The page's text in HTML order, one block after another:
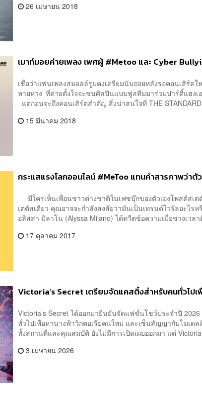
26 เมษายน 2018
เมาท์มอยค่ายเพลง เพศผู้ #Metoo และ Cyber
เชื่อว่าแฟนเพลงสมอลล์รูมคงเตรียมนับถอยหลังรอคอนเสิร์ตใ
หายห่วง’ ที่ค่ายตั้งใจจะขนศิลปินแบบฟูลทีมมาร่วมปาร์ตี้แฮง
แต่ก่อนจะถึงคอนเสิร์ตสำคัญ สิ่งน่าสนใจที่ THE
15 มีนาคม 2018
กระแสแรงโลกออนไลน์ #MeToo แทนคำสารภาพว่าตั
มีใครเห็นเพื่อนชาวต่างชาติในเฟซบุ๊กของตัวเองโพสต์สเต
เตตัสเดียว คุณอาจจะกำลังสงสัยว่ามันเป็นเทรนด์ไวรัลอะ
อลิสสา มิลาโน (Alyssa Milano) ได้ทวีตข้อความเมื่อช่วงเวล
17 ตุลาคม 2017
Victoria’s Secret เตรียมจัดแคสติ้งสำหรับคนทั่วไปเ
Victoria’s Secret ได้ออกมายืนยันจัดแฟชั่นโชว์ประจำปี
ทั่วไปเพื่อหานางฟ้าวิกตอเรียคนใหม่ และเซ็นสัญญากับโมเด
ทั้งสถานที่และคุณสมบัติ ยังไม่มีการเปิดเผยออกมา แต่
3 เมษายน 2026